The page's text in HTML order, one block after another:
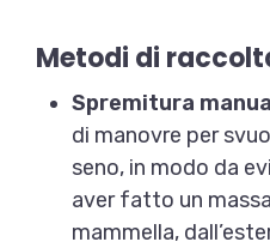
Metodi di
Spremitura
di manovre per
seno, in modo da
aver fatto un
mammella,